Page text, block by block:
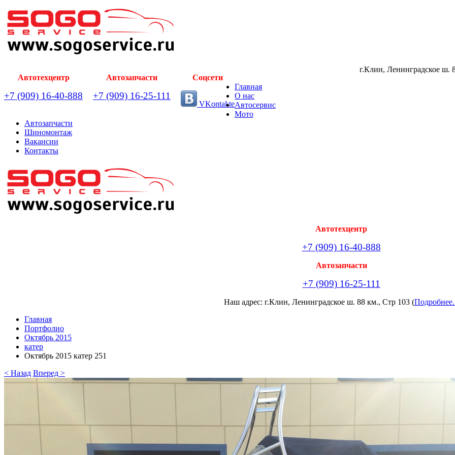
Автотехцентр
+7 (909) 16-40-888
Автозапчасти
+7 (909) 16-25-111
Соцсети
VKontakte
г.Клин, Ленинградское ш.
Главная
О нас
Автосервис
Мото
Автозапчасти
Шиномонтаж
Вакансии
Контакты
Автотехцентр
+7 (909) 16-40-888
Автозапчасти
+7 (909) 16-25-111
Наш адрес: г.Клин, Ленинградское ш. 88 км., Стр 103 (
Главная
Портфолио
Октябрь 2015
катер
Октябрь 2015 катер 251
< Назад Вперед >